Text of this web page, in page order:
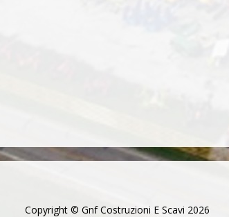
Copyright © Gnf Costruzioni E Scavi 2026